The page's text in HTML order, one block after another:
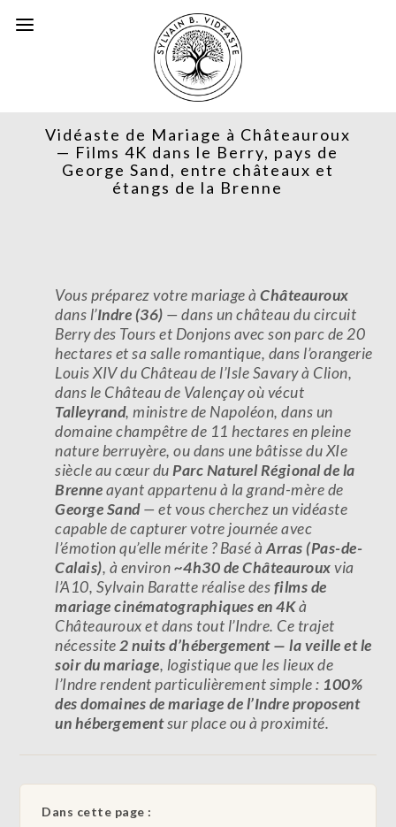
Vidéaste de Mariage à Châteauroux
— Films 4K dans le Berry, pays de
George Sand, entre châteaux et
étangs de la Brenne
Vous préparez votre mariage àChâteauroux
dans l’Indre (36) — dans un château du circuit
Berry des Tours et Donjons avec son parc de 20
hectares et sa salle romantique, dans l’orangerie
Louis XIV du Château de l’Isle Savary à Clion,
dans le Château de Valençay où vécut
Talleyrand, ministre de Napoléon, dans un
domaine champêtre de 11 hectares en pleine
nature berruyère, ou dans une bâtisse du XIe
siècle au cœur du Parc Naturel Régional de la
Brenneayant appartenu à la grand-mère de
George Sand— et vous cherchez un vidéaste
capable de capturer votre journée avec
l’émotion qu’elle mérite ? Basé àArras (Pas-de-
Calais), à environ~4h30 de Châteaurouxvia
l’A10, Sylvain Baratte réalise desfilms de
mariage cinématographiques en 4Kà
Châteauroux et dans tout l’Indre. Ce trajet
nécessite2 nuits d’hébergement — la veille et le
soir du mariage, logistique que les lieux de
l’Indre rendent particulièrement simple : 100%
des domaines de mariage de l’Indre proposent
un hébergementsur place ou à proximité.
Dans cette page :